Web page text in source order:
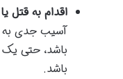
اقدام به قتل
آسیب جدی به
باشد، حتی یک
باشد.